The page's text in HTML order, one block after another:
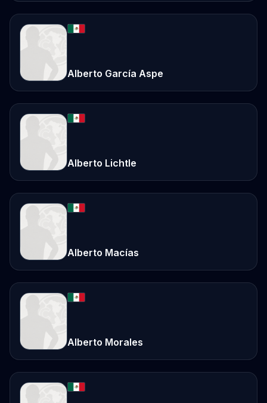
Alberto García Aspe
Alberto Lichtle
Alberto Macías
Alberto Morales